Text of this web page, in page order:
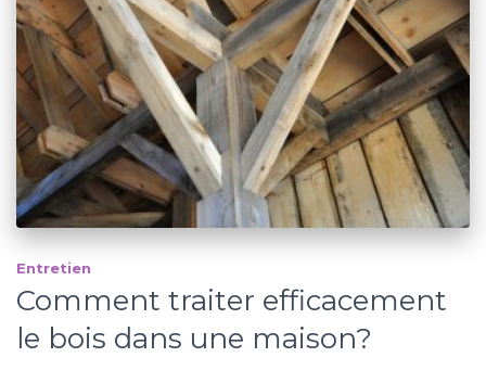
Entretien
Comment traiter efficacement
le bois dans une maison?